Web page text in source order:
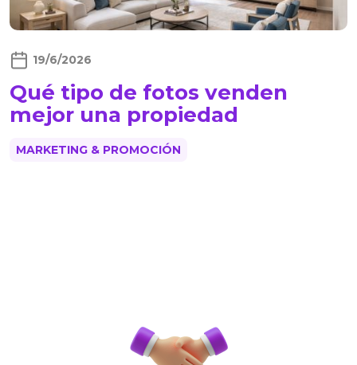
19/6/2026
Qué tipo de fotos venden
mejor una propiedad
MARKETING & PROMOCIÓN